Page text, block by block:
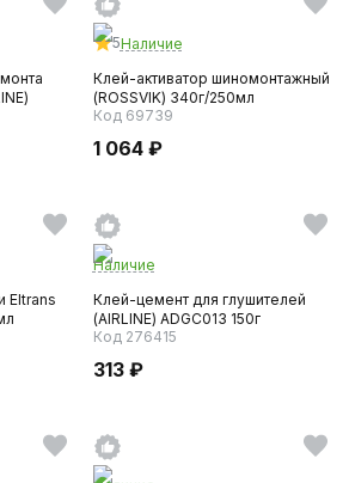
5Наличие
Клей-активатор шиномонтажный
(ROSSVIK) 340г/250мл
Код 69739
1 064 ₽
Eltrans
Наличие
Клей-цемент для глушителей
(AIRLINE) ADGC013 150г
Код 276415
313 ₽